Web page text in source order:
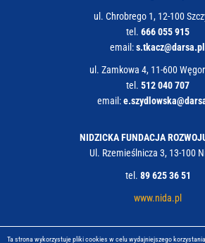
ul. Chrobrego 1, 12-100
tel. 666 055 915
email:s.tkacz@darsa.pl
ul. Zamkowa 4, 11-600
tel. 512 040 707
email:
NIDZICKA FUNDACJA
Ul. Rzemieślnicza 3, 13-100
tel. 89 625 36 51
www.nida.pl
Ta strona wykorzystuje pliki cookies w celu wydajniejszego korzystania